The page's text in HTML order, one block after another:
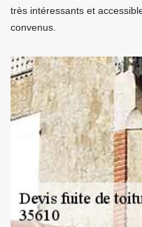
très intéressants et
convenus.